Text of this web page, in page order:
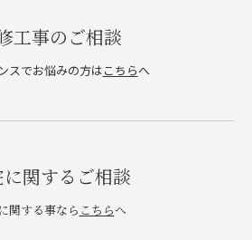
工事のご相談
スでお悩みの方はこちらへ
関するご相談
関する事なら こちらへ